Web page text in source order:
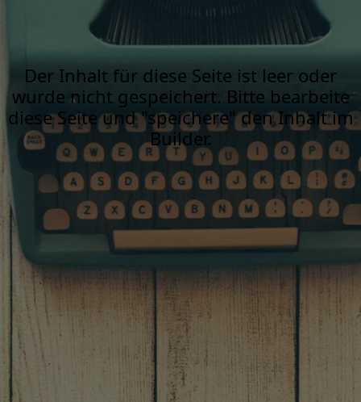
Der Inhalt für diese Seite ist leer oder
wurde nicht gespeichert. Bitte bearbeite
diese Seite und "speichere" den Inhalt im
Builder.